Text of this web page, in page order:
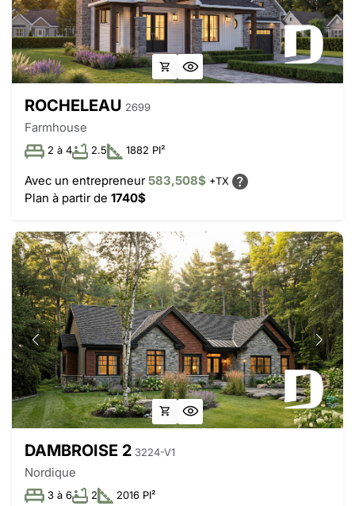
ROCHELEAU 2699
Farmhouse
2 à 4 2.5 1882 PI²
Avec un entrepreneur583,508$ +TX
Plan à partir de 1740$
DAMBROISE 2 3224-V1
Nordique
3 à 6 2 2016 PI²